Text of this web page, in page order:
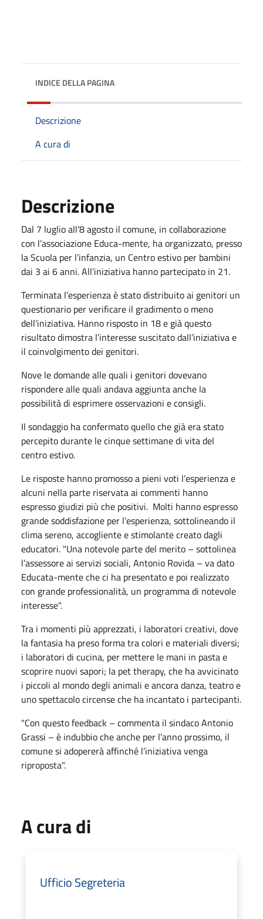
INDICE DELLA PAGINA
Descrizione
A cura di
Descrizione
Dal 7 luglio all’8 agosto il comune, in collaborazione
con l’associazione Educa-mente, ha organizzato, presso
la Scuola per l’infanzia, un Centro estivo per bambini
dai 3 ai 6 anni. All’iniziativa hanno partecipato in 21.
Terminata l’esperienza è stato distribuito ai genitori un
questionario per verificare il gradimento o meno
dell’iniziativa. Hanno risposto in 18 e già questo
risultato dimostra l’interesse suscitato dall’iniziativa e
il coinvolgimento dei genitori.
Nove le domande alle quali i genitori dovevano
rispondere alle quali andava aggiunta anche la
possibilità di esprimere osservazioni e consigli.
Il sondaggio ha confermato quello che già era stato
percepito durante le cinque settimane di vita del
centro estivo.
Le risposte hanno promosso a pieni voti l’esperienza e
alcuni nella parte riservata ai commenti hanno
espresso giudizi più che positivi. Molti hanno espresso
grande soddisfazione per l’esperienza, sottolineando il
clima sereno, accogliente e stimolante creato dagli
educatori. "Una notevole parte del merito – sottolinea
l’assessore ai servizi sociali, Antonio Rovida – va dato
Educata-mente che ci ha presentato e poi realizzato
con grande professionalità, un programma di notevole
interesse".
Tra i momenti più apprezzati, i laboratori creativi, dove
la fantasia ha preso forma tra colori e materiali diversi;
i laboratori di cucina, per mettere le mani in pasta e
scoprire nuovi sapori; la pet therapy, che ha avvicinato
i piccoli al mondo degli animali e ancora danza, teatro e
uno spettacolo circense che ha incantato i partecipanti.
"Con questo feedback – commenta il sindaco Antonio
Grassi – è indubbio che anche per l’anno prossimo, il
comune si adopererà affinché l’iniziativa venga
riproposta".
A cura di
Ufficio Segreteria